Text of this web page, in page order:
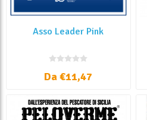
Asso Leader Pink
Da €11,47